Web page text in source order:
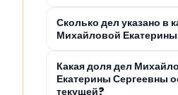
Сколько дел указано в
Михайловой
Какая доля дел
Екатерины Сергеевны
текущей?